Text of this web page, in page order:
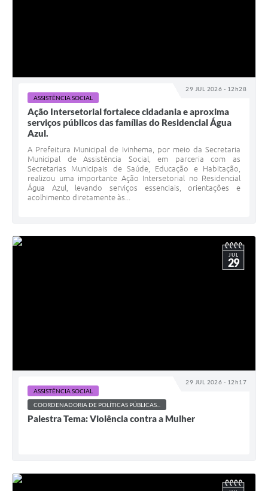
29 JUL 2026 - 12h28
ASSISTÊNCIA SOCIAL
Ação Intersetorial fortalece cidadania e aproxima
serviços públicos das famílias do Residencial Água
Azul.
A Prefeitura Municipal de Ivinhema, por meio da Secretaria
Municipal de Assistência Social, em parceria com as
Secretarias Municipais de Saúde, Educação e Habitação,
realizou uma importante Ação Intersetorial no Residencial
Água Azul, levando serviços essenciais, orientações e
acolhimento diretamente às...
29 JUL 2026 - 12h17
JUL
29
ASSISTÊNCIA SOCIAL
COORDENADORIA DE POLÍTICAS PÚBLICAS...
Palestra Tema: Violência contra a Mulher